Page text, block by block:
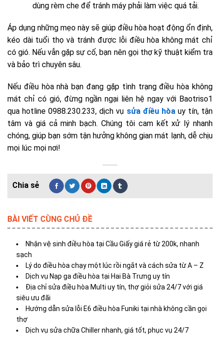
dùng rèm che để tránh máy phải làm việc quá tải.
Áp dụng những mẹo này sẽ giúp điều hòa hoạt động ổn định,
kéo dài tuổi thọ và tránh được lỗi điều hòa không mát chỉ
có gió. Nếu vẫn gặp sự cố, bạn nên gọi thợ kỹ thuật kiểm tra
và bảo trì chuyên sâu.
Nếu điều hòa nhà bạn đang gặp tình trạng điều hòa không
mát chỉ có gió, đừng ngần ngại liên hệ ngay với Baotriso1
qua hotline 0988.230.233, dịch vụ sửa điều hòauy tín, tận
tâm và giá cả minh bạch. Chúng tôi cam kết xử lý nhanh
chóng, giúp bạn sớm tận hưởng không gian mát lạnh, dễ chịu
mọi lúc mọi nơi!
BÀI VIẾT CÙNG CHỦ ĐỀ
Nhận vệ sinh điều hòa tại Cầu Giấy giá rẻ từ 200k, nhanh
sạch
Lý do điều hòa chạy một lúc rồi ngắt và cách sửa từ A – Z
Dịch vụ Nạp ga điều hòa tại Hai Bà Trưng uy tín
Địa chỉ sửa điều hòa Multi uy tín, thợ giỏi sửa 24/7 với giá
siêu ưu đãi
Hướng dẫn sửa lỗi E6 điều hòa Funiki tại nhà không cần gọi
thợ
Dịch vụ sửa chữa Chiller nhanh, giá tốt, phục vụ 24/7